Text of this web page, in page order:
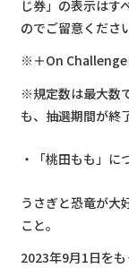
じ券」の表示はす
のでご留意くださ
※＋On Challenge
※規定数は最大数
も、抽選期間が終
「桃田もも」に
うさぎと恐竜が大
こと。
2023年9月1日を